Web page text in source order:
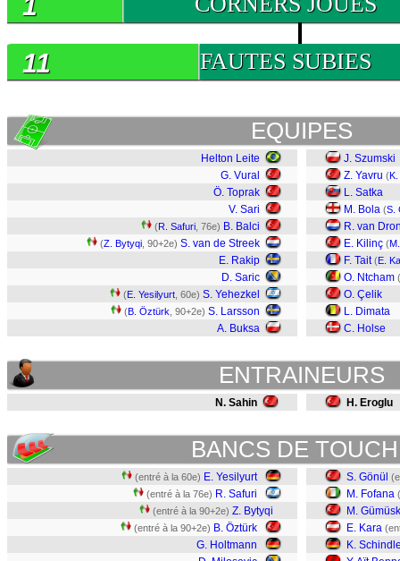
FAUTES SUBIES
11
EQUIPES
Helton Leite
G. Vural
Ö. Toprak
V. Sari
(R. Safuri , 76e) B. Balci
(Z. Bytyqi , 90+2e) S. van de Streek
E. Rakip
D. Saric
(E. Yesilyurt , 60e) S. Yehezkel
(B. Öztürk , 90+2e) S. Larsson
A. Buksa
J. Szumski
Z. Yavru (K.
L. Satka
M. Bola (S.
R. van
E. Kilinç (
F. Tait (E.
O. Ntcham (
O. Çelik
L. Dimata
C. Holse
ENTRAINEURS
N. Sahin H. Eroglu
BANCS DE
(entré à la 60e) E. Yesilyurt
(entré à la 76e) R. Safuri
(entré à la 90+2e) Z. Bytyqi
(entré à la 90+2e) B. Öztürk
G. Holtmann
S. Gönül
M. Fofana
M.
E. Kara
K.